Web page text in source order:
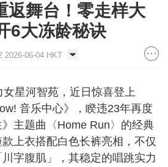
返舞台！零走样大
6大冻龄秘诀
2026-06-04 HKT
星河智苑，近日惊喜登上
音乐中心》，睽违23年再度
主题曲〈Home Run〉的经典
上衣搭配白色长裤亮相，不仅
字腹肌」，其稳定的唱跳实力